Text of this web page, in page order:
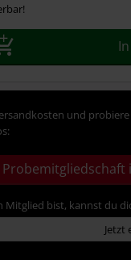
und
Probemitgliedschaft
Mitglied bist, kannst du
Jetzt